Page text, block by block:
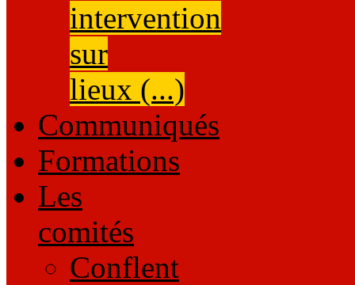
intervention
sur
lieux (...)
Communiqués
Formations
Les
comités
Conflent